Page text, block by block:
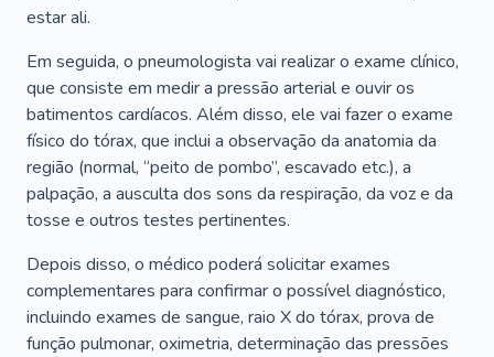
estar ali.
Em seguida, o pneumologista vai realizar o exame clínico,
que consiste em medir a pressão arterial e ouvir os
batimentos cardíacos. Além disso, ele vai fazer o exame
físico do tórax, que inclui a observação da anatomia da
região (normal, “peito de pombo”, escavado etc.), a
palpação, a ausculta dos sons da respiração, da voz e da
tosse e outros testes pertinentes.
Depois disso, o médico poderá solicitar exames
complementares para confirmar o possível diagnóstico,
incluindo exames de sangue, raio X do tórax, prova de
função pulmonar, oximetria, determinação das pressões